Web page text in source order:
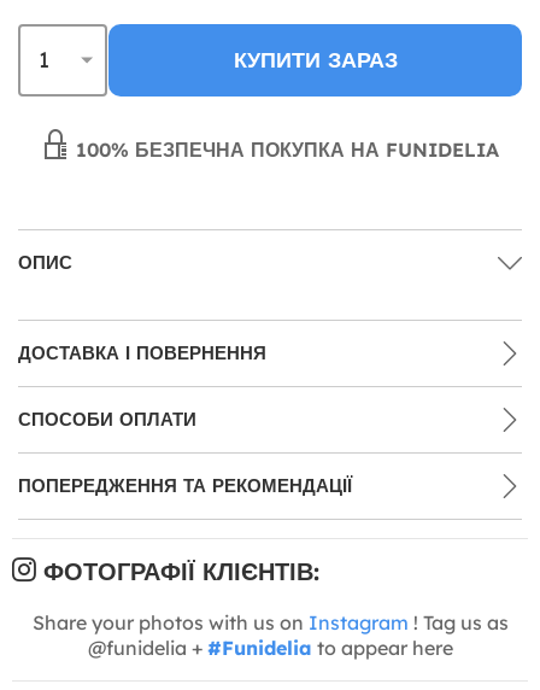
КУПИТИ ЗАРАЗ
100% БЕЗПЕЧНА ПОКУПКА НА FUNIDELIA
ОПИС
ДОСТАВКА І ПОВЕРНЕННЯ
СПОСОБИ ОПЛАТИ
ПОПЕРЕДЖЕННЯ ТА РЕКОМЕНДАЦІЇ
ФОТОГРАФІЇ КЛІЄНТІВ:
Share your photos with us on Instagram ! Tag us as
@funidelia + #Funidelia to appear here